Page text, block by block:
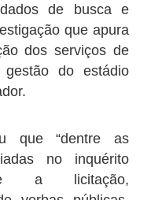
de busca e
que apura
dos serviços de
gestão do estádio
que “dentre as
no inquérito
a licitação,